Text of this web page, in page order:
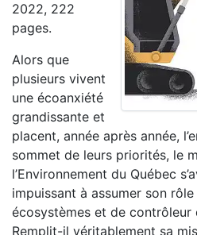
2022, 222
pages.
Alors que
plusieurs vivent
une écoanxiété
grandissante et
placent, année après année,
sommet de leurs priorités, le
l’Environnement du Québec
impuissant à assumer son
écosystèmes et de contrôleur
Remplit-il véritablement sa